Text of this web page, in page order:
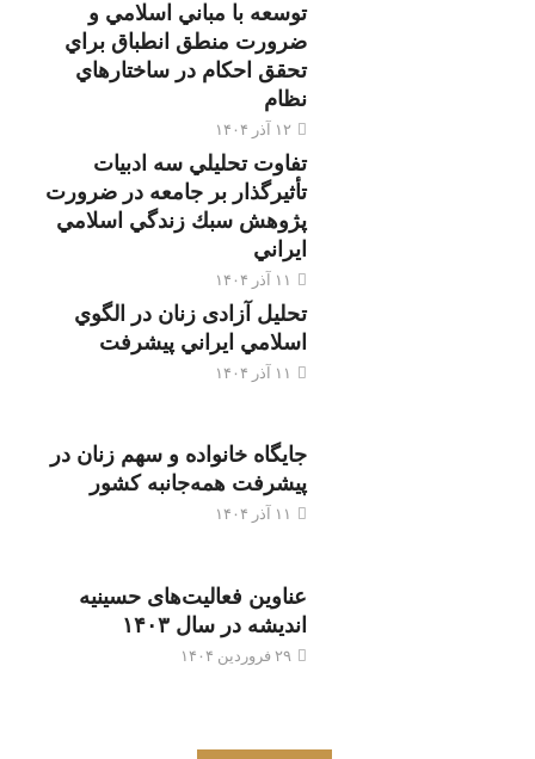
توسعه با مباني اسلامي و
ضرورت منطق انطباق براي
تحقق احكام در ساختارهاي
نظام
۱۲ آذر ۱۴۰۴
تفاوت تحليلي سه ادبيات
تأثيرگذار بر جامعه در ضرورت
پژوهش سبك زندگي اسلامي
ايراني
تحليل آزادی زنان در الگوي
اسلامي ايراني پيشرفت
جایگاه خانواده و سهم زنان در
پیشرفت همه‌جانبه کشور
عناوین فعالیت‌های حسینیه
اندیشه در سال ۱۴۰۳